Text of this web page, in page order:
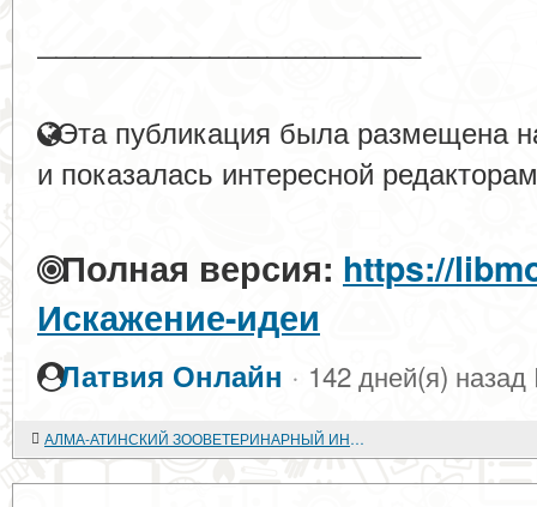
Эта публикация была размещена
и показалась интересной
Полная версия: https://
Искажение-идеи
Латвия Онлайн · 142 дней(я) назад
АЛМА-АТИНСКИЙ ЗООВЕТЕРИНАРНЫЙ ИНСТИТУТ- КУЗНИЦА ЖИВОТНОВОДЧЕСКИХ КАДРОВ